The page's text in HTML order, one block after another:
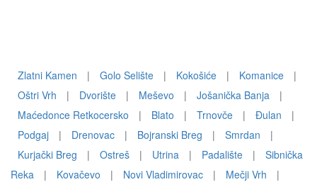
Zlatni Kamen | Golo Selište | Kokošiće | Komanice
|
Oštri Vrh
| Dvorište | Meševo | Jošanička Banja
|
Maćedonce Retkocersko
| Blato | Trnovče | Ðulan
|
Podgaj
| Drenovac | Bojranski Breg | Smrdan
|
Kurjački Breg
| Ostreš | Utrina | Padalište |
Sibnička
Reka
| Kovačevo | Novi Vladimirovac | Mečji Vrh
|